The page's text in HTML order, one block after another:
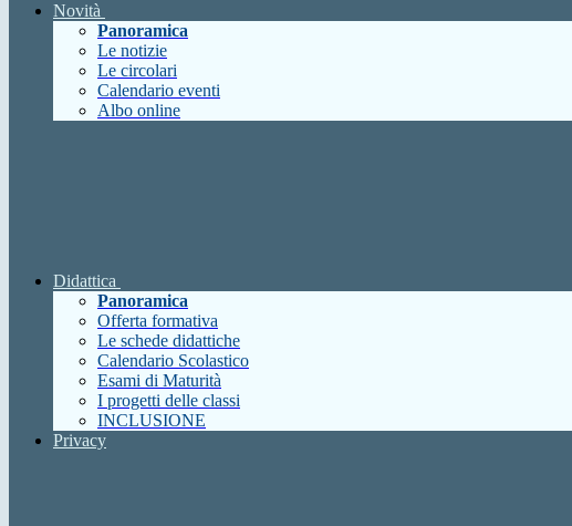
Novità
Panoramica
Le notizie
Le circolari
Calendario eventi
Albo online
Didattica
Panoramica
Offerta formativa
Le schede didattiche
Calendario Scolastico
Esami di Maturità
I progetti delle classi
INCLUSIONE
Privacy